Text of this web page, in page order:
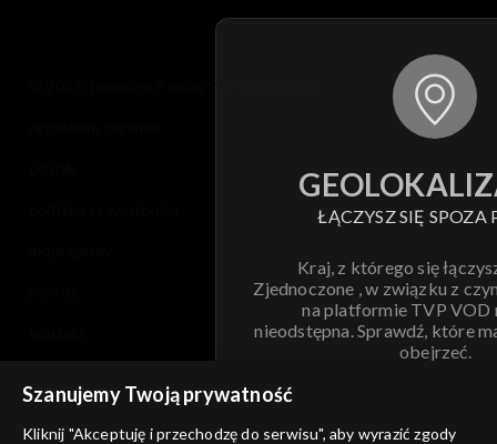
ŁĄCZYSZ SIĘ SPOZA
Kraj, z którego się
Zjednoczone , w związku z
na platformie TVP VOD
nieodstępna. Sprawdź, które
obejrzeć.
Szanujemy Twoją prywatność
Kliknij "Akceptuję i przechodzę do serwisu", aby wyrazić zgody